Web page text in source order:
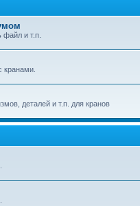
файл и т.п.
деталей и т.п. для кранов